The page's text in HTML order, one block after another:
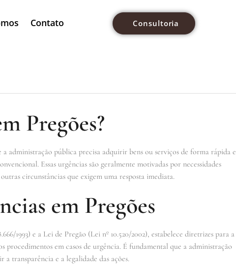
Contato Consultoria
Pregões?
a administração pública precisa adquirir bens ou serviços de forma rápida e
Essas urgências são geralmente motivadas por necessidades
circunstâncias que exigem uma resposta imediata.
em Pregões
1993) e a Lei de Pregão (Lei nº 10.520/2002), estabelece diretrizes para a
procedimentos em casos de urgência. É fundamental que a administração
transparência e a legalidade das ações.